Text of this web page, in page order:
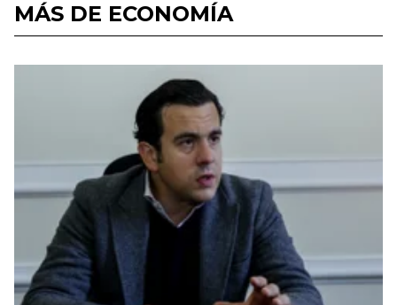
MÁS DE ECONOMÍA